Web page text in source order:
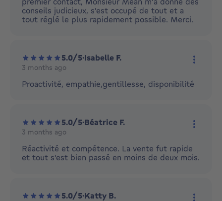
conseils judicieux, s'est occupé de tout et a
tout réglé le plus rapidement possible. Merci.
5.0/5·Isabelle F.
3 months ago
Proactivité, empathie,gentillesse, disponibilité
5.0/5·Béatrice F.
3 months ago
Réactivité et compétence. La vente fut rapide
et tout s’est bien passé en moins de deux mois.
5.0/5·Katty B.